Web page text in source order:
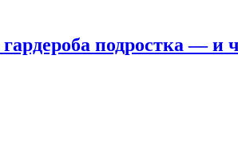
подростка — и